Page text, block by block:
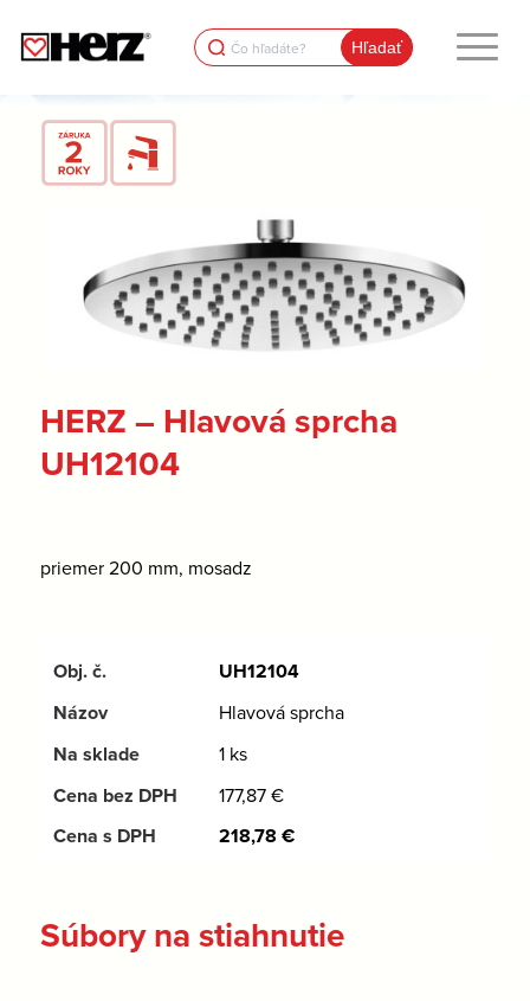
Search
for:
HERZ – Hlavová sprcha
UH12104
priemer 200 mm, mosadz
UH12104
Hlavová sprcha
1 ks
177,87€
218,78 €
Súbory na stiahnutie